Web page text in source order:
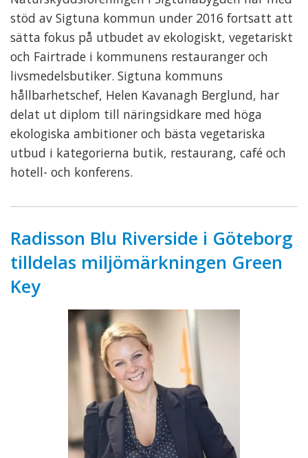
stöd av Sigtuna kommun under 2016 fortsatt att
sätta fokus på utbudet av ekologiskt, vegetariskt
och Fairtrade i kommunens restauranger och
livsmedelsbutiker. Sigtuna kommuns
hållbarhetschef, Helen Kavanagh Berglund, har
delat ut diplom till näringsidkare med höga
ekologiska ambitioner och bästa vegetariska
utbud i kategorierna butik, restaurang, café och
hotell- och konferens.
Radisson Blu Riverside i Göteborg
tilldelas miljömärkningen Green
Key